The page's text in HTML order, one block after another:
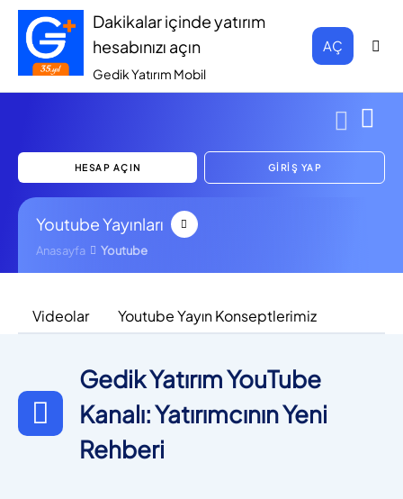
Dakikalar içinde yatırım
hesabınızı açın
Gedik Yatırım Mobil
AÇ
HESAP AÇIN GİRİŞ YAP
Youtube Yayınları
Anasayfa Youtube
Videolar Youtube Yayın Konseptlerimiz
Gedik Yatırım YouTube
Kanalı: Yatırımcının Yeni
Rehberi